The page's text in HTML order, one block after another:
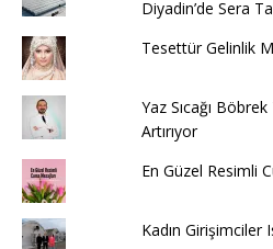
Diyadin’de Sera
Tesettür Gelinlik
Yaz Sıcağı
Artırıyor
En Güzel Resimli
Kadın Girişimciler